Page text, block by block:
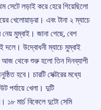
সেটে লড়াই করে হেরে গিয়েছিলো
খেলোয়াড়রা। এবং টানা ২ ম্যাচে
মুম্বাই। জানা গেছে, বেশ
দলে। উদ্বোধনী ম্যাচে মুম্বাই
থেকে শুরু হলো তিন দিনব্যাপী
হবে। চারটি সেক্টরের মধ্যে
পর্যায়ে খেলা। দুটি
১৮ মার্চ বিকেলে দুটো সেমি